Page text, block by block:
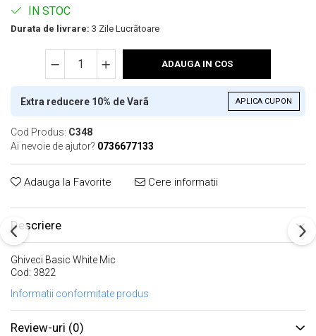
IN STOC
Durata de livrare: 3 Zile Lucrãtoare
ADAUGA IN COS
Extra reducere 10% de Varã APLICA CUPON
Cod Produs: C348
Ai nevoie de ajutor? 0736677133
Adauga la Favorite Cere informatii
Descriere
Ghiveci Basic White Mic
Cod: 3822
Informatii conformitate produs
Review-uri (0)